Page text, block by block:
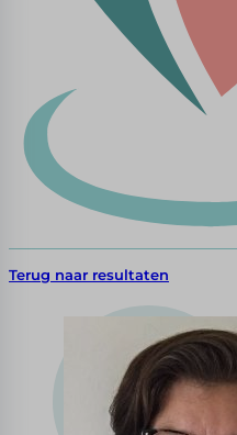
Terug naar resultaten